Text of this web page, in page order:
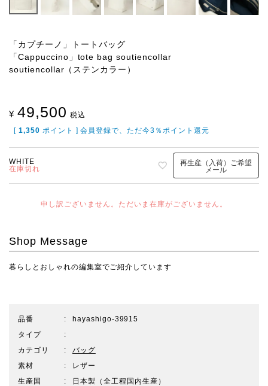
「カプチーノ」トートバッグ
「Cappuccino」tote bag soutiencollar
soutiencollar（ステンカラー）
¥ 49,500 税込
[ 1,350 ポイント ] 会員登録で、ただ今3％ポイント還元
WHITE
在庫切れ
再生産（入荷）ご希望
メール
申し訳ございません。ただいま在庫がございません。
Shop Message
暮らしとおしゃれの編集室でご紹介しています
品番
hayashigo-39915
タイプ
カテゴリ
バッグ
素材
レザー
生産国
日本製（全工程国内生産）